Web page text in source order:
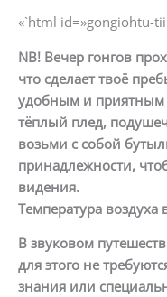
«`html id=»gongiohtu-
NB! Вечер гонгов
что сделает твоё
удобным и приятным
тёплый плед,
возьми с собой
принадлежности,
видения.
Температура воздуха
В звуковом
для этого не
знания или